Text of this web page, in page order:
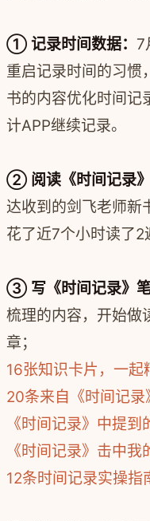
① 记录时间数据： 7
重启记录时间的习惯
书的内容优化时间记
计APP继续记录。
② 阅读《时间记录》
达收到的剑飞老师新
花了近7个小时读了2
③ 写《时间记录》笔
梳理的内容，开始做
章；
16张知识卡片，一起
20条来自《时间记录
《时间记录》中提
《时间记录》击中
12条时间记录实操指